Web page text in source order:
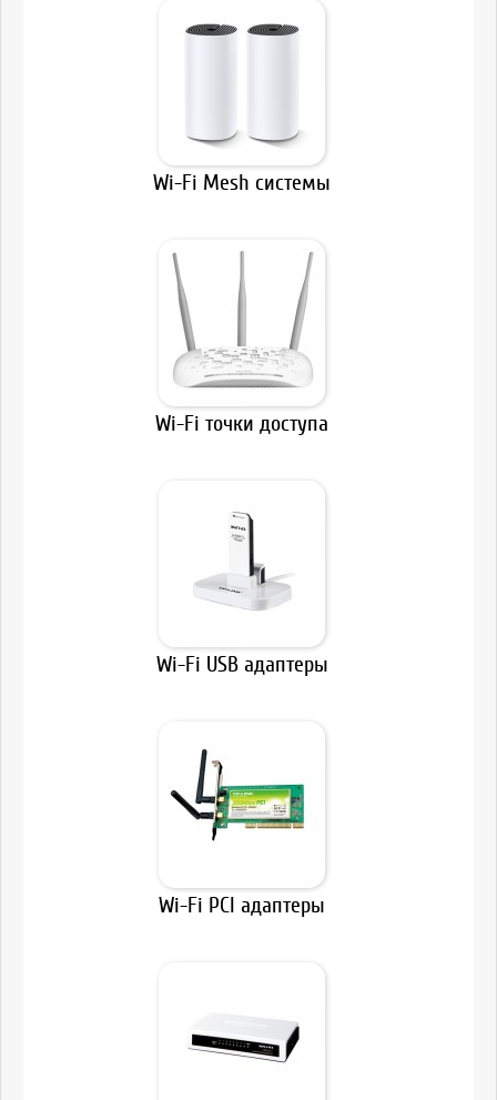
Wi-Fi Mesh системы
Wi-Fi точки доступа
Wi-Fi USB адаптеры
Wi-Fi PCI адаптеры